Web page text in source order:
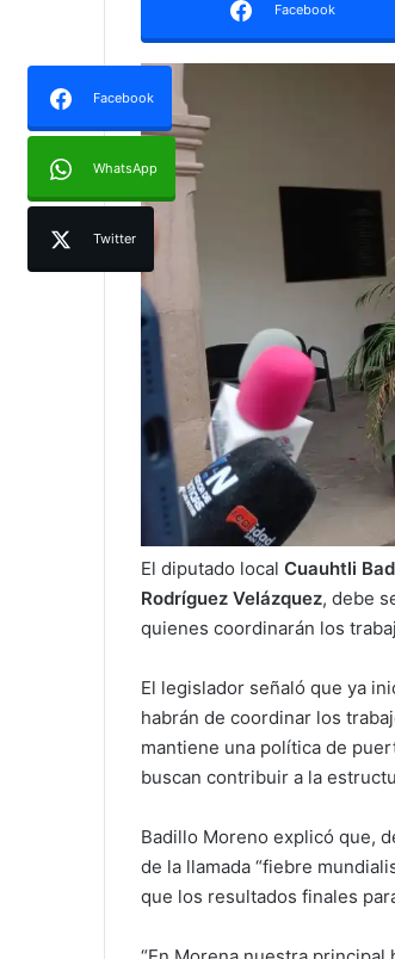
Facebook
Facebook
WhatsApp
Twitter
El diputado local Cuauhtli
Rodríguez Velázquez, debe
quienes coordinarán los
El legislador señaló que ya
habrán de coordinar los
mantiene una política de
buscan contribuir a la
Badillo Moreno explicó que,
de la llamada “fiebre
que los resultados finales